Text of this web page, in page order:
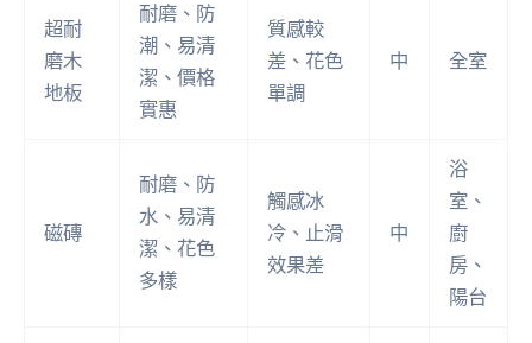
超耐
磨木
地板
耐磨、防
潮、易清
潔、價格
實惠
質感較
差、花色
單調
中 全室
磁磚
耐磨、防
水、易清
潔、花色
多樣
觸感冰
冷、止滑
效果差
中
浴
室、
廚
房、
陽台